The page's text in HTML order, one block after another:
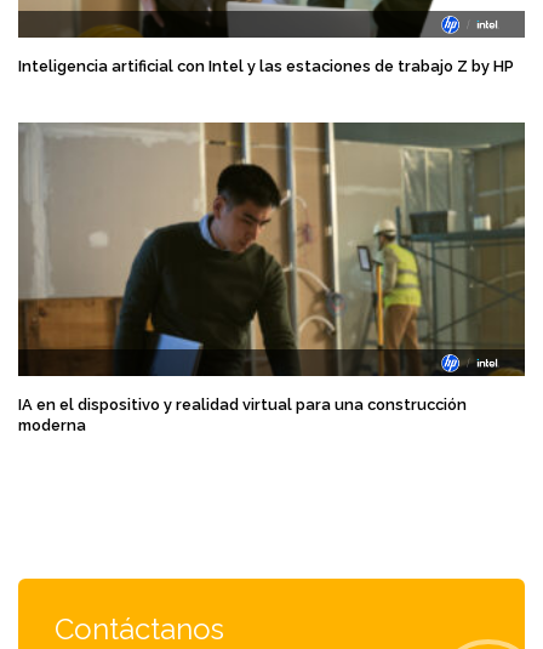
Inteligencia artificial con Intel y las estaciones de trabajo Z by HP
IA en el dispositivo y realidad virtual para una construcción
moderna
Contáctanos